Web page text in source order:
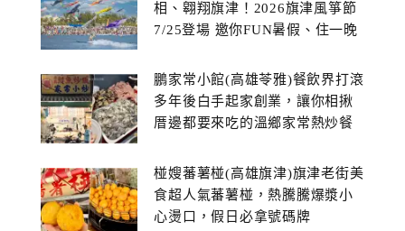
相、翱翔旗津！2026旗津風箏節
7/25登場 邀你FUN暑假、住一晚
鵬家常小館(高雄苓雅)餐飲界打滾
多年後白手起家創業，讓你相揪
厝邊都要來吃的溫鄉家常熱炒餐
椪嫂蕃薯椪(高雄旗津)旗津老街美
食超人氣蕃薯椪，熱騰騰爆漿小
心燙口，假日必拿號碼牌